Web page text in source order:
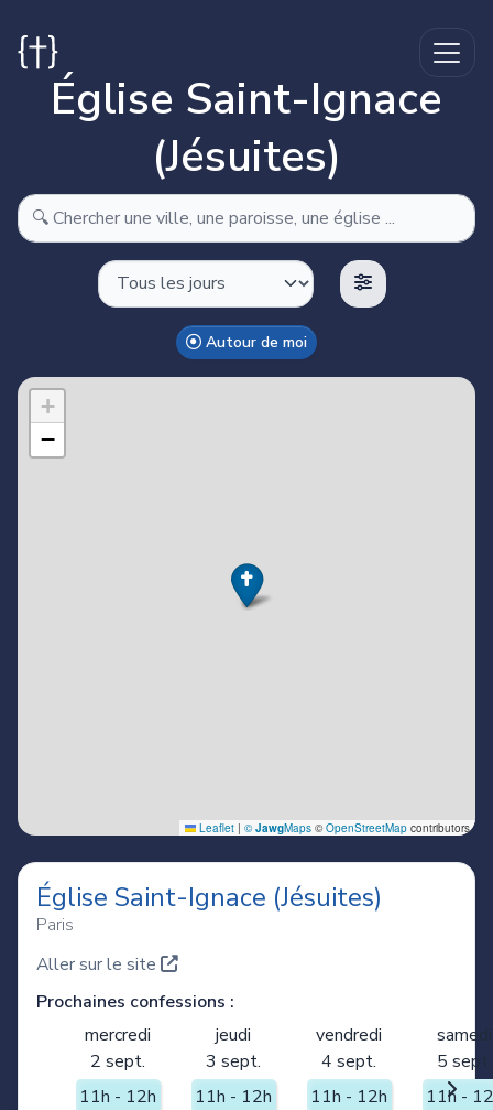
Église Saint-Ignace
(Jésuites)
Autour de moi
Make this Notebook Trusted to load map: File -> Trust
Église Saint-Ignace (Jésuites)
Paris
Aller sur le site
Prochaines confessions :
mercredi
jeudi vendredi
samedi
2 sept.
3 sept. 4 sept.
5 sept.
11h - 12h
11h - 12h
11h - 12h
11h -